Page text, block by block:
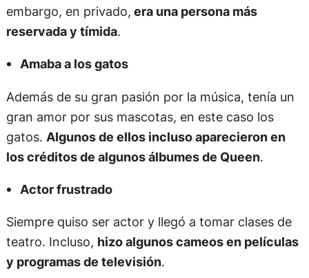
embargo, en privado, era una persona más
reservada y tímida.
Amaba a los gatos
Además de su gran pasión por la música, tenía un
gran amor por sus mascotas, en este caso los
gatos. Algunos de ellos incluso aparecieron en
los créditos de algunos álbumes de Queen.
Actor frustrado
Siempre quiso ser actor y llegó a tomar clases de
teatro. Incluso, hizo algunos cameos en películas
y programas de televisión.